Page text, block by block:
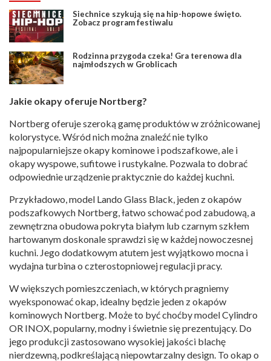
Siechnice szykują się na hip-hopowe święto.
Zobacz program festiwalu
Rodzinna przygoda czeka! Gra terenowa dla
najmłodszych w Groblicach
Jakie okapy oferuje Nortberg?
Nortberg oferuje szeroką gamę produktów w zróżnicowanej
kolorystyce. Wśród nich można znaleźć nie tylko
najpopularniejsze okapy kominowe i podszafkowe, ale i
okapy wyspowe, sufitowe i rustykalne. Pozwala to dobrać
odpowiednie urządzenie praktycznie do każdej kuchni.
Przykładowo, model Lando Glass Black, jeden z okapów
podszafkowych Nortberg, łatwo schować pod zabudową, a
zewnętrzna obudowa pokryta białym lub czarnym szkłem
hartowanym doskonale sprawdzi się w każdej nowoczesnej
kuchni. Jego dodatkowym atutem jest wyjątkowo mocna i
wydajna turbina o czterostopniowej regulacji pracy.
W większych pomieszczeniach, w których pragniemy
wyeksponować okap, idealny będzie jeden z okapów
kominowych Nortberg. Może to być choćby model Cylindro
OR INOX, popularny, modny i świetnie się prezentujący. Do
jego produkcji zastosowano wysokiej jakości blachę
nierdzewną, podkreślającą niepowtarzalny design. To okap o